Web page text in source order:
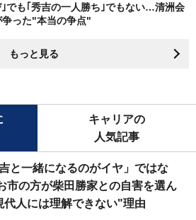
｣でも｢秀吉の一人勝ち｣でもない…清洲会
った"本当の争点"
もっと見る
キャリアの
人気記事
吉と一緒になるのがイヤ」ではな
市の方が柴田勝家との自害を選ん
代人には理解できない"理由